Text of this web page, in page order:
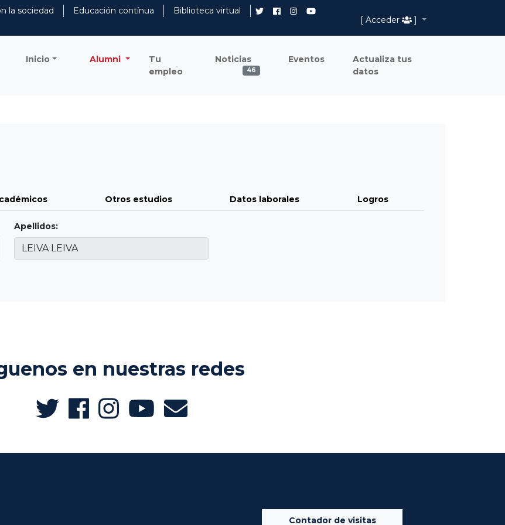
la sociedad Educación contínua
Biblioteca virtual
[ Acceder
]
Inicio Alumni
Tu
empleo
Noticias
46
Eventos
Actualiza tus
datos
Otros estudios Datos laborales Logros
Apellidos:
en nuestras redes
Contador de visitas